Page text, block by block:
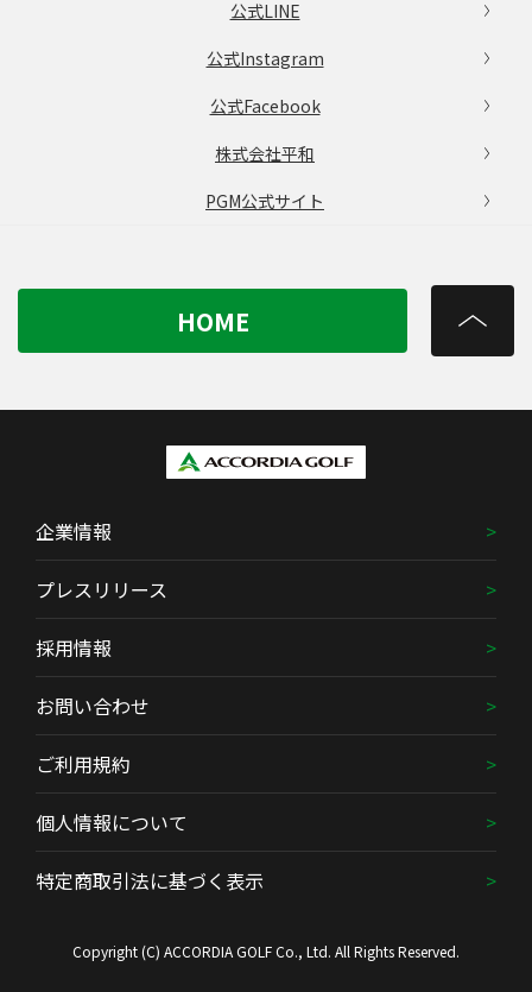
公式LINE
公式Instagram
公式Facebook
株式会社平和
PGM公式サイト
HOME
企業情報
プレスリリース
採用情報
お問い合わせ
ご利用規約
個人情報について
特定商取引法に基づく表示
Copyright (C) ACCORDIA GOLF Co., Ltd. All Rights Reserved.